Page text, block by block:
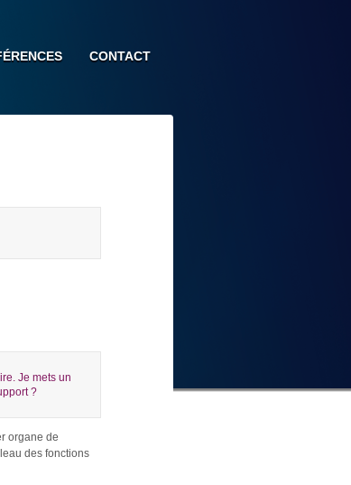
CONTACT
Je mets un
?
organe de
des fonctions